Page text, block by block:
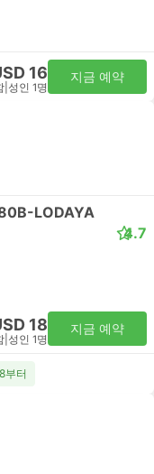
16
성인 1명
지금 예약
LODAYA
4.7
18
성인 1명
지금 예약
부터